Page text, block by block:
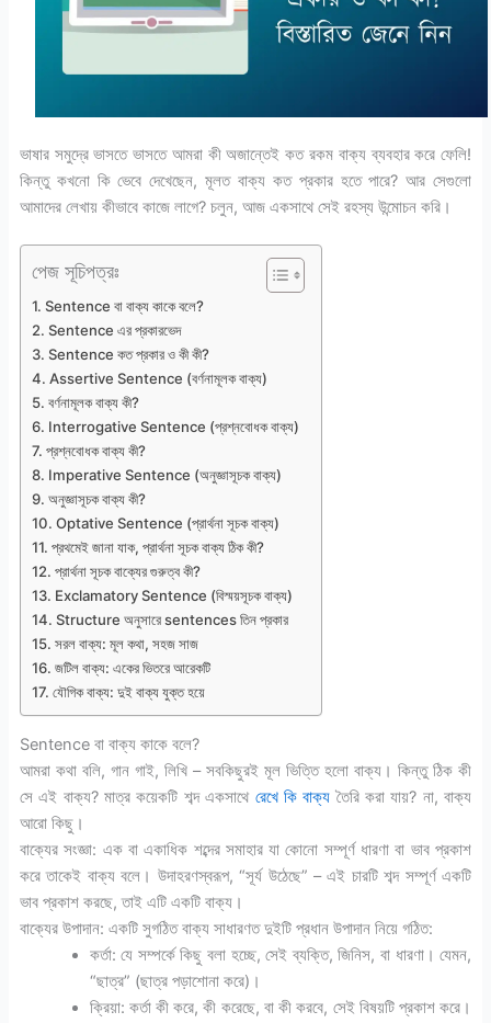
ভাষার সমুদ্রে ভাসতে ভাসতে আমরা কী অজান্তেই কত রকম বাক্য ব্যবহার করে ফেলি!
কিন্তু কখনো কি ভেবে দেখেছেন, মূলত বাক্য কত প্রকার হতে পারে? আর সেগুলো
আমাদের লেখায় কীভাবে কাজে লাগে? চলুন, আজ একসাথে সেই রহস্য উন্মোচন করি।
পেজ সূচিপত্রঃ
Sentence বা বাক্য কাকে বলে?
Sentence এর প্রকারভেদ
Sentence কত প্রকার ও কী কী?
Assertive Sentence (বর্ণনামূলক বাক্য)
বর্ণনামূলক বাক্য কী?
Interrogative Sentence (প্রশ্নবোধক বাক্য)
প্রশ্নবোধক বাক্য কী?
Imperative Sentence (অনুজ্ঞাসূচক বাক্য)
অনুজ্ঞাসূচক বাক্য কী?
Optative Sentence (প্রার্থনা সূচক বাক্য)
প্রথমেই জানা যাক, প্রার্থনা সূচক বাক্য ঠিক কী?
প্রার্থনা সূচক বাক্যের গুরুত্ব কী?
Exclamatory Sentence (বিস্ময়সূচক বাক্য)
Structure অনুসারে sentences তিন প্রকার
সরল বাক্য: মূল কথা, সহজ সাজ
জটিল বাক্য: একের ভিতরে আরেকটি
যৌগিক বাক্য: দুই বাক্য যুক্ত হয়ে
Sentence বা বাক্য কাকে বলে?
আমরা কথা বলি, গান গাই, লিখি – সবকিছুরই মূল ভিত্তি হলো বাক্য। কিন্তু ঠিক কী
সে এই বাক্য? মাত্র কয়েকটি শব্দ একসাথে রেখে কি বাক্য তৈরি করা যায়? না, বাক্য
আরো কিছু।
বাক্যের সংজ্ঞা: এক বা একাধিক শব্দের সমাহার যা কোনো সম্পূর্ণ ধারণা বা ভাব প্রকাশ
করে তাকেই বাক্য বলে। উদাহরণস্বরূপ, “সূর্য উঠেছে” – এই চারটি শব্দ সম্পূর্ণ একটি
ভাব প্রকাশ করছে, তাই এটি একটি বাক্য।
বাক্যের উপাদান: একটি সুগঠিত বাক্য সাধারণত দুইটি প্রধান উপাদান নিয়ে গঠিত:
কর্তা: যে সম্পর্কে কিছু বলা হচ্ছে, সেই ব্যক্তি, জিনিস, বা ধারণা। যেমন,
“ছাত্র” (ছাত্র পড়াশোনা করে)।
ক্রিয়া: কর্তা কী করে, কী করেছে, বা কী করবে, সেই বিষয়টি প্রকাশ করে।